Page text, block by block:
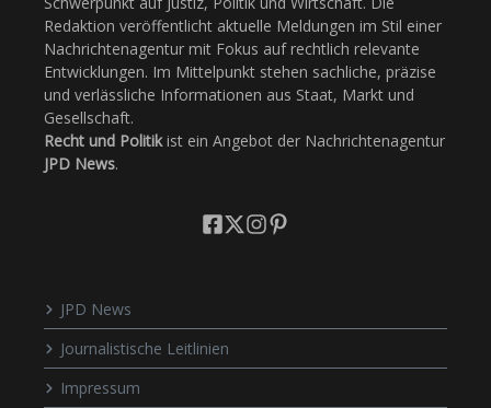
Redaktion veröffentlicht aktuelle Meldungen im Stil einer
Nachrichtenagentur mit Fokus auf rechtlich relevante
Entwicklungen. Im Mittelpunkt stehen sachliche, präzise
und verlässliche Informationen aus Staat, Markt und
Gesellschaft.
Recht und Politikist ein Angebot der Nachrichtenagentur
JPD News.
JPD News
Journalistische Leitlinien
Impressum